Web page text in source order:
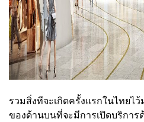
รวมสิ่งทีจะเกิดครั้งแรกในไทยไ
ของด้านบนที่จะมีการเปิดบริการ